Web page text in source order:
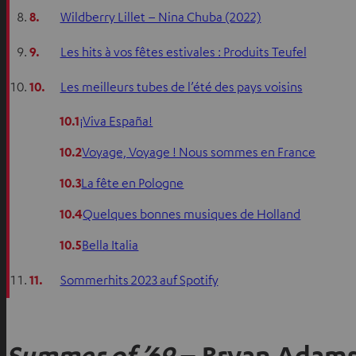
8. Wildberry Lillet – Nina Chuba (2022)
9. Les hits à vos fêtes estivales : Produits Teufel
10. Les meilleurs tubes de l’été des pays voisins
10.1¡Viva España!
10.2Voyage, Voyage ! Nous sommes en France
10.3La fête en Pologne
10.4Quelques bonnes musiques de Holland
10.5Bella Italia
11. Sommerhits 2023 auf Spotify